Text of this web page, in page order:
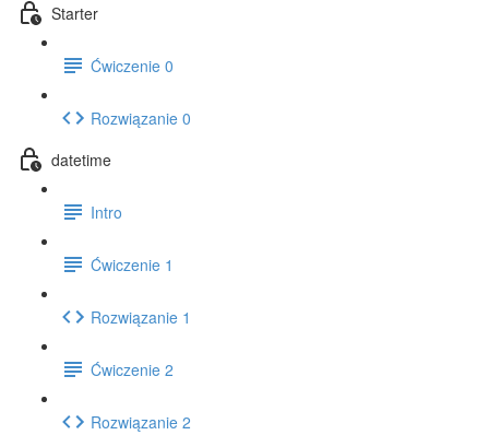
Starter
Ćwiczenie 0
Rozwiązanie 0
datetime
Intro
Ćwiczenie 1
Rozwiązanie 1
Ćwiczenie 2
Rozwiązanie 2